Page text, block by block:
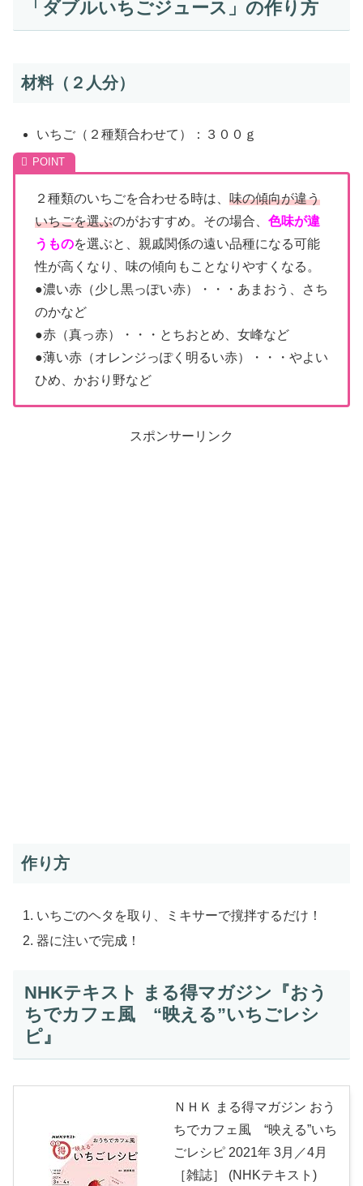
「ダブルいちごジュース」の作り方
材料（２人分）
いちご（２種類合わせて）：３００ｇ
２種類のいちごを合わせる時は、 味の傾向が違う
いちごを選ぶのがおすすめ。その場合、 色味が違
うものを選ぶと、親戚関係の遠い品種になる可能
性が高くなり、味の傾向もことなりやすくなる。
●濃い赤（少し黒っぽい赤）・・・あまおう、さち
のかなど
●赤（真っ赤）・・・とちおとめ、女峰など
●薄い赤（オレンジっぽく明るい赤）・・・やよい
ひめ、かおり野など
スポンサーリンク
作り方
いちごのヘタを取り、ミキサーで撹拌するだけ！
器に注いで完成！
NHKテキスト まる得マガジン『おう
ちでカフェ風 “映える”いちごレシ
ピ』
ＮＨＫ まる得マガジン おう
ちでカフェ風 “映える”いち
ごレシピ 2021年 3月／4月
［雑誌］ (NHKテキスト)